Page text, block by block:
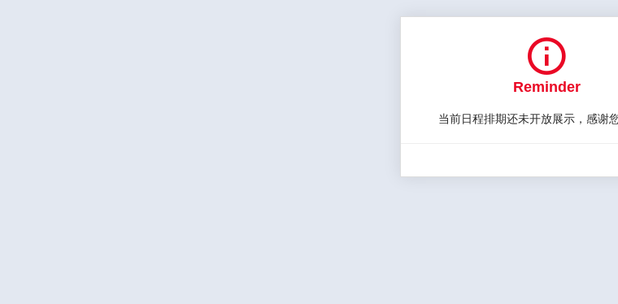

Reminder
当前日程排期还未开放展示，感谢